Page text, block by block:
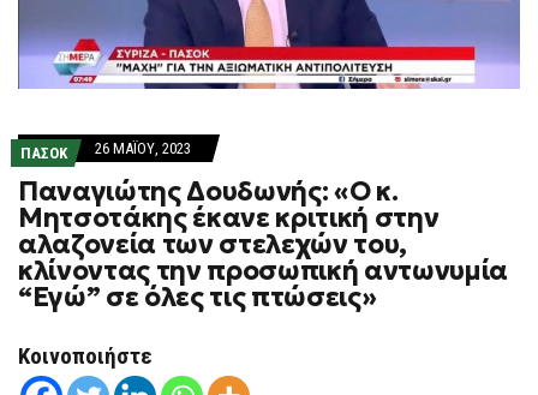
ΠΑΣΟΚ 26 ΜΑΪ́ΟΥ, 2023
Παναγιώτης Δουδωνής: «Ο κ.
Μητσοτάκης έκανε κριτική στην
αλαζονεία των στελεχών του,
κλίνοντας την προσωπική αντωνυμία
“Εγώ” σε όλες τις πτώσεις»
Κοινοποιήστε